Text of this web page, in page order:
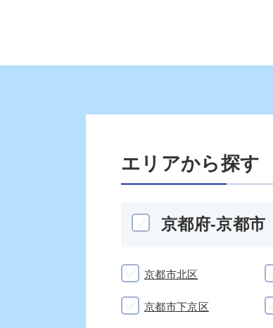
エリアから探す
京都府-京都市
京都市北区
京都市下京区